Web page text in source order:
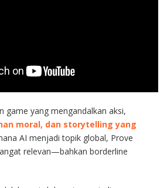
game yang mengandalkan aksi,
moral, dan storytelling yang
AI menjadi topik global, Prove
relevan—bahkan borderline